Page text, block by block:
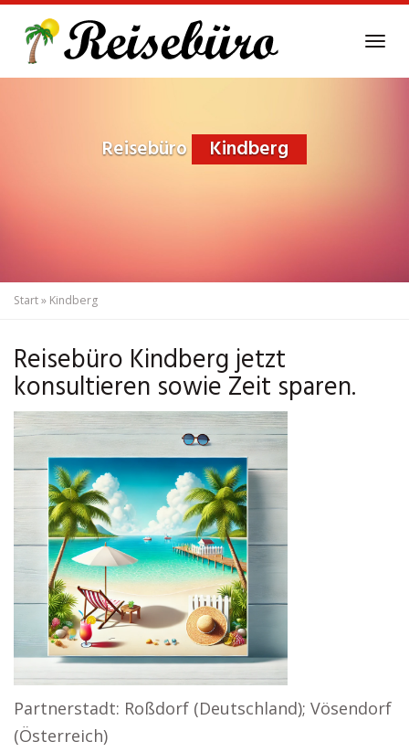
main
Reisebüro Kindberg
Start» Kindberg
Reisebüro Kindberg jetzt
konsultieren sowie Zeit sparen.
Partnerstadt: Roßdorf (Deutschland); Vösendorf
(Österreich)